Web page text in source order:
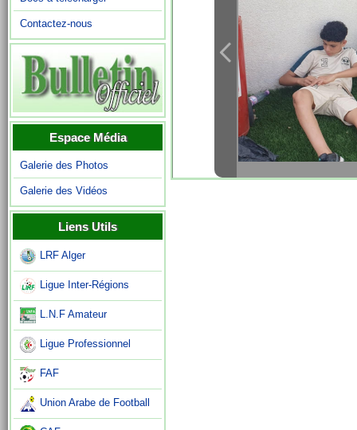
Contactez-nous
Espace Média
Galerie des Photos
Galerie des Vidéos
Liens Utils
LRF Alger
Ligue Inter-Régions
L.N.F Amateur
Ligue Professionnel
FAF
Union Arabe de Football